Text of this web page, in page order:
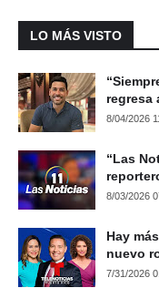
LO MÁS VISTO
regresa
8/04/2026
“Las
8/03/2026
Hay
nuevo
7/31/2026